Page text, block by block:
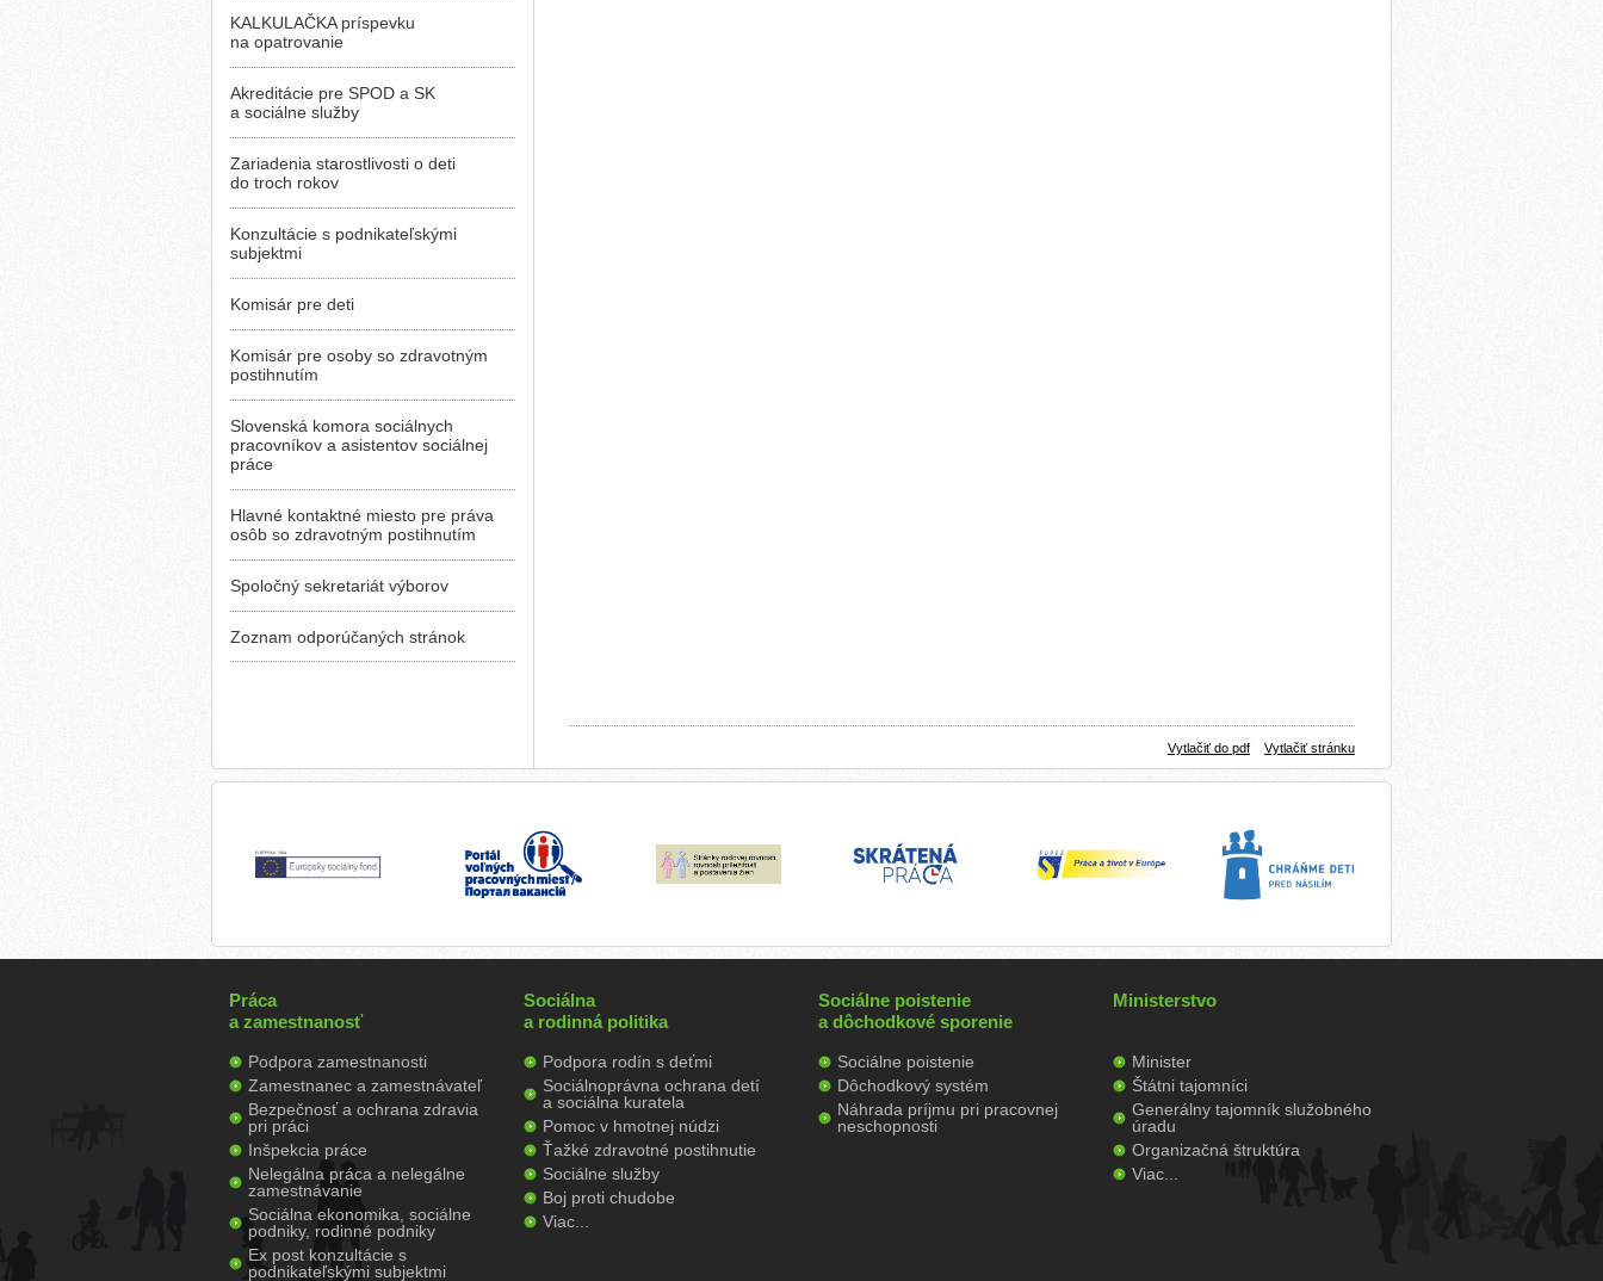
KALKULAČKA príspevku
na opatrovanie
Akreditácie pre SPOD a SK
a sociálne služby
Zariadenia starostlivosti o deti
do troch rokov
Konzultácie s podnikateľskými
subjektmi
Komisár pre deti
Komisár pre osoby so zdravotným
postihnutím
Slovenská komora sociálnych
pracovníkov a asistentov sociálnej
práce
Hlavné kontaktné miesto pre práva
osôb so zdravotným postihnutím
Spoločný sekretariát výborov
Zoznam odporúčaných stránok
Vytlačiť do pdf Vytlačiť stránku
Práca
a zamestnanosť
Podpora zamestnanosti
Zamestnanec a zamestnávateľ
Bezpečnosť a ochrana zdravia
pri práci
Inšpekcia práce
Nelegálna práca a nelegálne
zamestnávanie
Sociálna ekonomika, sociálne
podniky, rodinné podniky
Ex post konzultácie s
podnikateľskými subjektmi
Sociálna
a rodinná politika
Podpora rodín s deťmi
Sociálnoprávna ochrana detí
a sociálna kuratela
Pomoc v hmotnej núdzi
Ťažké zdravotné postihnutie
Sociálne služby
Boj proti chudobe
Viac...
Sociálne poistenie
a dôchodkové sporenie
Sociálne poistenie
Dôchodkový systém
Náhrada príjmu pri pracovnej
neschopnosti
Ministerstvo
Minister
Štátni tajomníci
Generálny tajomník služobného
úradu
Organizačná štruktúra
Viac...